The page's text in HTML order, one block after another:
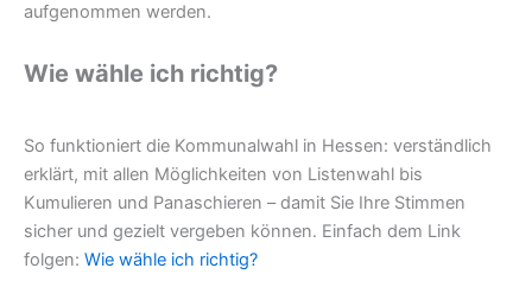
aufgenommen werden.
Wie wähle ich richtig?
So funktioniert die Kommunalwahl in Hessen: verständlich
erklärt, mit allen Möglichkeiten von Listenwahl bis
Kumulieren und Panaschieren – damit Sie Ihre Stimmen
sicher und gezielt vergeben können. Einfach dem Link
folgen: Wie wähle ich richtig?